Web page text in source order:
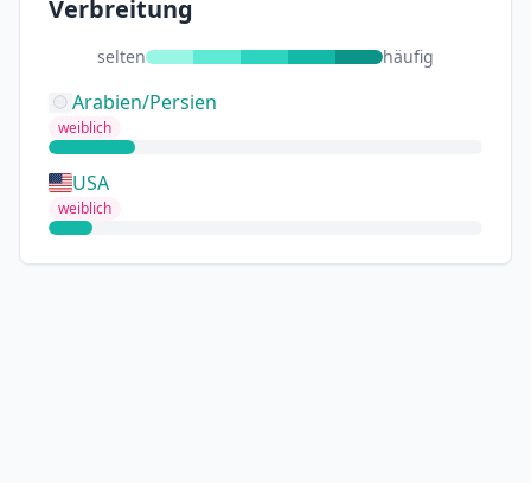
Verbreitung
selten häufig
Arabien/Persien
weiblich
USA
weiblich